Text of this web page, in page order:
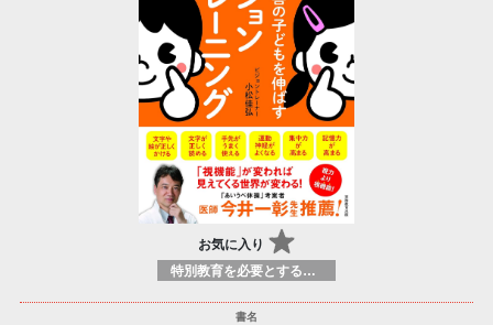
お気に入り
特別教育を必要とする学習者の指導